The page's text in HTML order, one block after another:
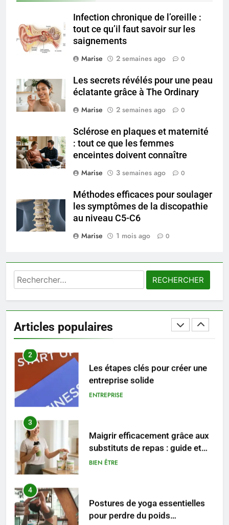
Infection chronique de l’oreille :
tout ce qu’il faut savoir sur les
saignements
Marise
2 semaines ago 0
Les secrets révélés pour une peau
éclatante grâce à The Ordinary
Marise
2 semaines ago 0
Sclérose en plaques et maternité
: tout ce que les femmes
enceintes doivent connaître
Marise
3 semaines ago 0
Méthodes efficaces pour soulager
les symptômes de la discopathie
au niveau C5-C6
Marise
1 mois ago 0
Rechercher :
Articles populaires
Les secrets révélés pour une
peau éclatante grâce à The
Ordinary
SANTÉ
7
seniors: aménagement et
exercices
BIEN ÊTRE
8
Voyance à La Rochelle : où
sérieux à un tarif juste ?
BIEN ÊTRE
Les tendances mode qui
MODE
2
ENTREPRISE
3
Maigrir efficacement grâce aux
substituts de repas : guide et
conseils pratiques
BIEN ÊTRE
4
Postures de yoga essentielles
pour perdre du poids
rapidement et durable
BIEN ÊTRE
5
Infection chronique de l’oreille :
tout ce qu’il faut savoir sur les